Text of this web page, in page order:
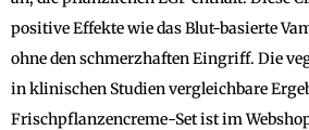
positive Effekte wie das Blut-basierte
ohne den schmerzhaften Eingriff. Die
in klinischen Studien vergleichbare
Frischpflanzencreme-Set ist im